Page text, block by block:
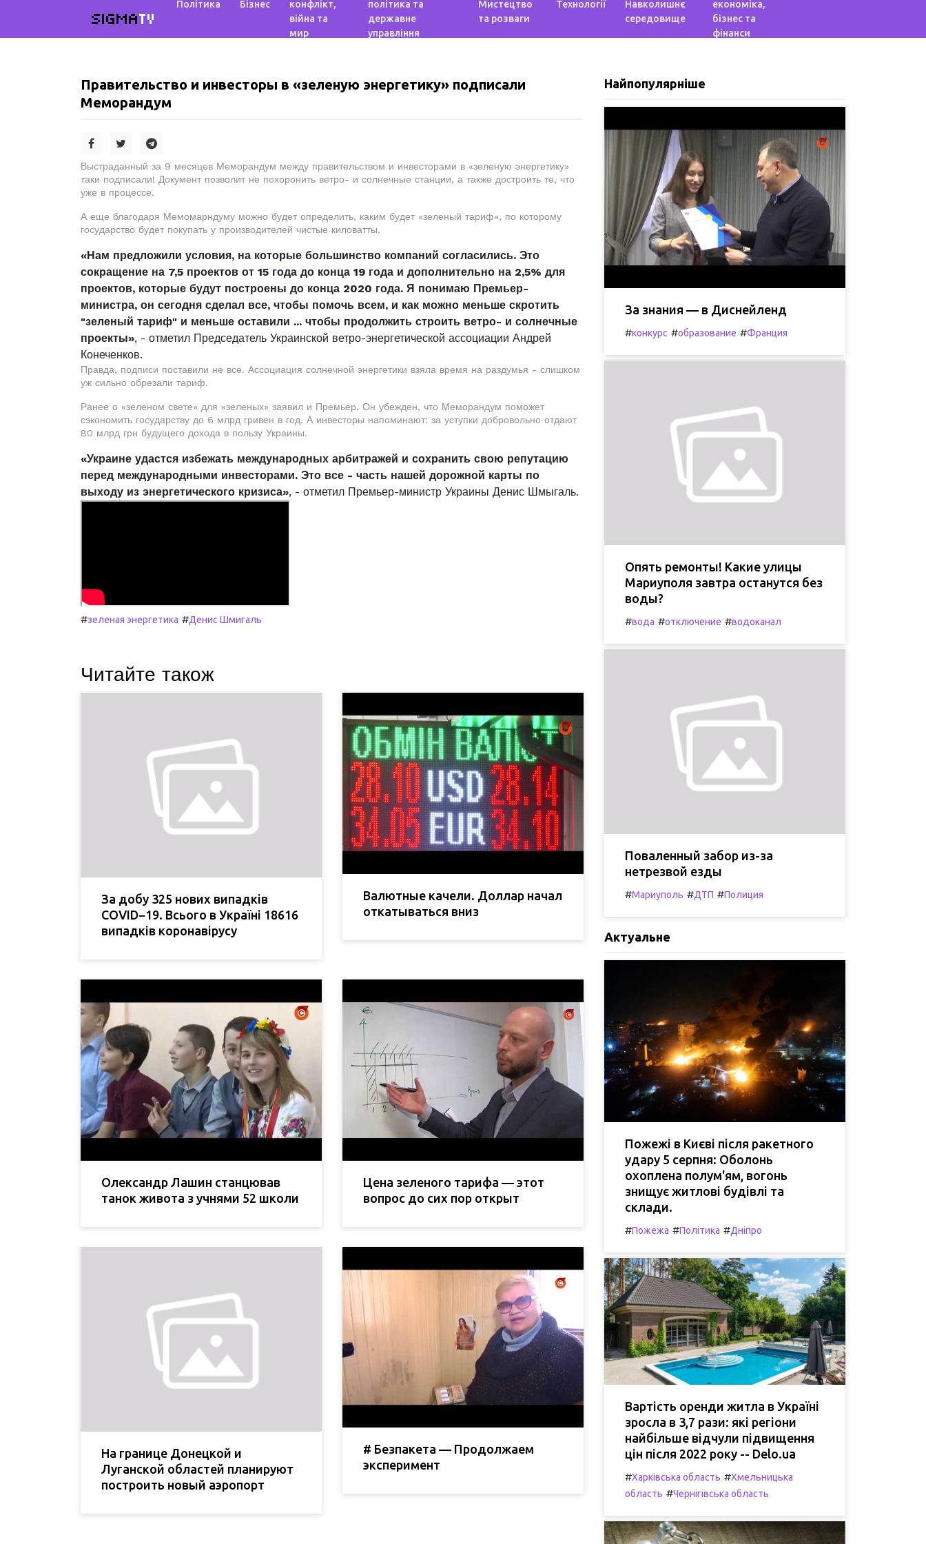
SIGMATV
Політика Бізнес
конфлікт,
війна та
мир
політика та
державне
управління
Мистецтво
та розваги
Технології
Навколишнє
середовище
економіка,
бізнес та
фінанси
Правительство и инвесторы в «зеленую энергетику» подписали
Меморандум
Выстраданный за 9 месяцев Меморандум между правительством и инвесторами в «зеленую энергетику»
таки подписали! Документ позволит не похоронить ветро- и солнечные станции, а также достроить те, что
уже в процессе.
А еще благодаря Мемомарндуму можно будет определить, каким будет «зеленый тариф», по которому
государство будет покупать у производителей чистые киловатты.
«Нам предложили условия, на которые большинство компаний согласились. Это
сокращение на 7,5 проектов от 15 года до конца 19 года и дополнительно на 2,5% для
проектов, которые будут построены до конца 2020 года. Я понимаю Премьер-
министра, он сегодня сделал все, чтобы помочь всем, и как можно меньше скротить
"зеленый тариф" и меньше оставили ... чтобы продолжить строить ветро- и солнечные
проекты», - отметил Председатель Украинской ветро-энергетической ассоциации Андрей
Конеченков.
Правда, подписи поставили не все. Ассоциация солнечной энергетики взяла время на раздумья - слишком
уж сильно обрезали тариф.
Ранее о «зеленом свете» для «зеленых» заявил и Премьер. Он убежден, что Меморандум поможет
сэкономить государству до 6 млрд гривен в год. А инвесторы напоминают: за уступки добровольно отдают
80 млрд грн будущего дохода в пользу Украины.
«Украине удастся избежать международных арбитражей и сохранить свою репутацию
перед международными инвесторами. Это все - часть нашей дорожной карты по
выходу из энергетического кризиса», - отметил Премьер-министр Украины Денис Шмыгаль.
#зеленая энергетика #Денис Шмигаль
Читайте також
За добу 325 нових випадків
COVID−19. Всього в Україні 18616
випадків коронавірусу
Валютные качели. Доллар начал
откатываться вниз
Олександр Лашин станцював
танок живота з учнями 52 школи
Цена зеленого тарифа — этот
вопрос до сих пор открыт
На границе Донецкой и
Луганской областей планируют
построить новый аэропорт
# Безпакета — Продолжаем
эксперимент
Найпопулярніше
За знания — в Диснейленд
#конкурс #образование #Франция
Опять ремонты! Какие улицы
Мариуполя завтра останутся без
воды?
#вода #отключение #водоканал
Поваленный забор из-за
нетрезвой езды
#Мариуполь #ДТП #Полиция
Актуальне
Пожежі в Києві після ракетного
удару 5 серпня: Оболонь
охоплена полум'ям, вогонь
знищує житлові будівлі та
склади.
#Пожежа #Політика #Дніпро
Вартість оренди житла в Україні
зросла в 3,7 рази: які регіони
найбільше відчули підвищення
цін після 2022 року -- Delo.ua
#Харківська область #Хмельницька
область #Чернігівська область